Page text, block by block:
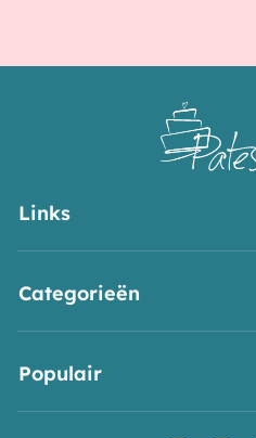
Links
Categorieën
Populair